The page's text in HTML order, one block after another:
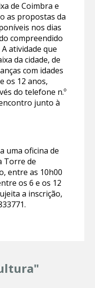
de Coimbra e
as propostas da
nos dias
compreendido
atividade que
da cidade, de
com idades
os 12 anos,
do telefone n.º
junto à
uma oficina de
Torre de
entre as 10h00
os 6 e os 12
a inscrição,